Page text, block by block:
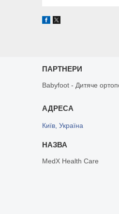
ПАРТНЕРИ
Babyfoot - Дитяче
Київ, Україна
MedX Health Care